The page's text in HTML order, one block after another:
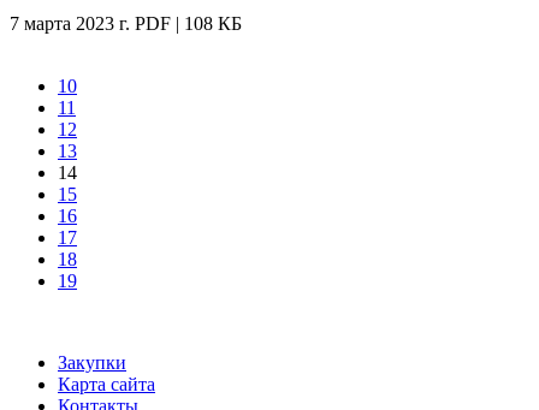
7 марта 2023 г. PDF | 108 КБ
10
11
12
13
14
15
16
17
18
19
Закупки
Карта сайта